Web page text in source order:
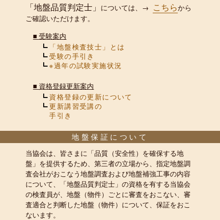
「地盤品質判定士」 については、→ こちらから
ご確認いただけます。
■受験案内
「地盤検査技士」とは
受験の手引き
※過年の試験実施状況
■ 資格登録更新案内
資格登録の更新について
更新講習受講の
手引き
地盤保証について
当協会は、皆さまに「品質（安全性）を確保する地
盤」を提供するため、第三者の立場から、指定地盤調
査会社がおこなう地盤調査および地盤補強工事の内容
について、「地盤品質判定士」の資格を有する当協会
の検査員が、地盤（物件）ごとに審査をおこない、審
査適合と判断した地盤（物件）について、保証をおこ
ないます。